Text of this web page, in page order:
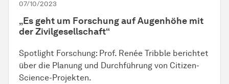
07/10/2023
„Es geht um Forschung auf Augenhöhe mit
der Zivilgesellschaft“
Spotlight Forschung: Prof. Renée Tribble berichtet
über die Planung und Durchführung von Citizen-
Science-Projekten.